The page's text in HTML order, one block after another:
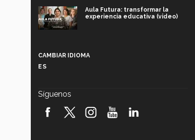
Aula Futura: transformar la
experiencia educativa (video)
robótica FIRST 2026! (video)
CAMBIAR IDIOMA
ES
Síguenos